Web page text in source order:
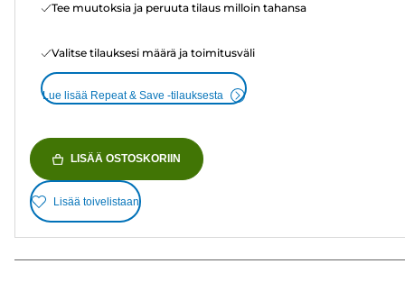
Tee muutoksia ja peruuta tilaus milloin tahansa
Valitse tilauksesi määrä ja toimitusväli
Lue lisää Repeat & Save -tilauksesta
LISÄÄ OSTOSKORIIN
Lisää toivelistaan